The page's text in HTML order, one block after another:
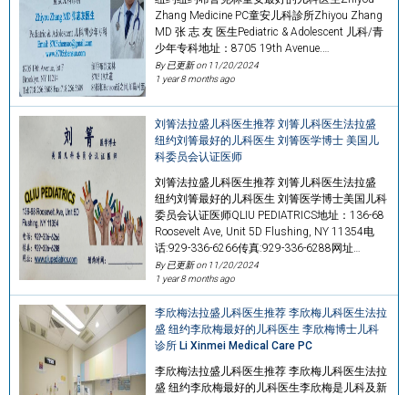
Zhang Medicine PC童安儿科診所Zhiyou Zhang
MD 张 志 友 医生Pediatric & Adolescent 儿科/青
少年专科地址：8705 19th Avenue.…
By 已更新 on 11/20/2024
1 year 8 months ago
刘箐法拉盛儿科医生推荐 刘箐儿科医生法拉盛
纽约刘箐最好的儿科医生 刘箐医学博士 美国儿
科委员会认证医师
刘箐法拉盛儿科医生推荐 刘箐儿科医生法拉盛
纽约刘箐最好的儿科医生 刘箐医学博士美国儿科
委员会认证医师QLIU PEDIATRICS地址：136-68
Roosevelt Ave, Unit 5D Flushing, NY 11354电
话:929-336-6266传真:929-336-6288网址…
By 已更新 on 11/20/2024
1 year 8 months ago
李欣梅法拉盛儿科医生推荐 李欣梅儿科医生法拉
盛 纽约李欣梅最好的儿科医生 李欣梅博士儿科
诊所 Li Xinmei Medical Care PC
李欣梅法拉盛儿科医生推荐 李欣梅儿科医生法拉
盛 纽约李欣梅最好的儿科医生李欣梅是儿科及新